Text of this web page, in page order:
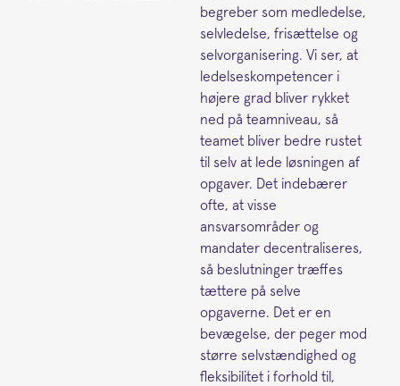
begreber som medledelse,
selvledelse, frisættelse og
selvorganisering. Vi ser, at
ledelseskompetencer i
højere grad bliver rykket
ned på teamniveau, så
teamet bliver bedre rustet
til selv at lede løsningen af
opgaver. Det indebærer
ofte, at visse
ansvarsområder og
mandater decentraliseres,
så beslutninger træffes
tættere på selve
opgaverne. Det er en
bevægelse, der peger mod
større selvstændighed og
fleksibilitet i forhold til,